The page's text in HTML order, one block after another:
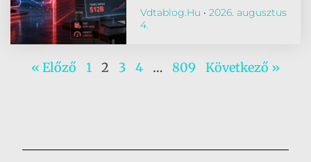
Vdtablog.hu
2026. augusztus
4.
« Előző 1 2 3 4 … 809 Következő »